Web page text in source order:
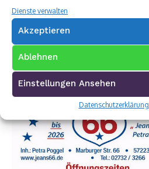
Dienste verwalten
Akzeptieren
Ablehnen
Einstellungen Ansehen
Datenschutzerklärung